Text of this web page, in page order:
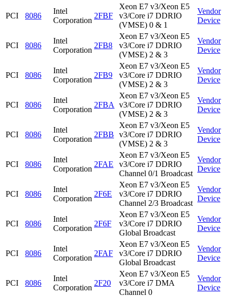
PCI 8086
Intel
Corporation
2FBF
Xeon E7 v3/Xeon E5
v3/Core i7 DDRIO
(VMSE) 0 & 1
Vendor
Device
PCI 8086
Intel
Corporation
2FB8
Xeon E7 v3/Xeon E5
v3/Core i7 DDRIO
(VMSE) 2 & 3
Vendor
Device
PCI 8086
Intel
Corporation
2FB9
Xeon E7 v3/Xeon E5
v3/Core i7 DDRIO
(VMSE) 2 & 3
Vendor
Device
PCI 8086
Intel
Corporation
2FBA
Xeon E7 v3/Xeon E5
v3/Core i7 DDRIO
(VMSE) 2 & 3
Vendor
Device
PCI 8086
Intel
Corporation
2FBB
Xeon E7 v3/Xeon E5
v3/Core i7 DDRIO
(VMSE) 2 & 3
Vendor
Device
PCI 8086
Intel
Corporation
2FAE
Xeon E7 v3/Xeon E5
v3/Core i7 DDRIO
Channel 0/1 Broadcast
Vendor
Device
PCI 8086
Intel
Corporation
2F6E
Xeon E7 v3/Xeon E5
v3/Core i7 DDRIO
Channel 2/3 Broadcast
Vendor
Device
PCI 8086
Intel
Corporation
2F6F
Xeon E7 v3/Xeon E5
v3/Core i7 DDRIO
Global Broadcast
Vendor
Device
PCI 8086
Intel
Corporation
2FAF
Xeon E7 v3/Xeon E5
v3/Core i7 DDRIO
Global Broadcast
Vendor
Device
PCI 8086
Intel
Corporation
2F20
Xeon E7 v3/Xeon E5
v3/Core i7 DMA
Channel 0
Vendor
Device